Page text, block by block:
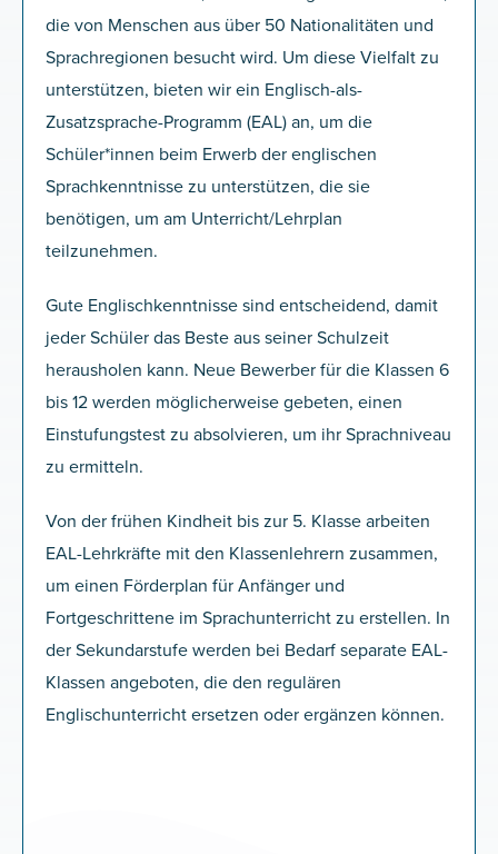
die von Menschen aus über 50 Nationalitäten und
Sprachregionen besucht wird. Um diese Vielfalt zu
unterstützen, bieten wir ein Englisch-als-
Zusatzsprache-Programm (EAL) an, um die
Schüler*innen beim Erwerb der englischen
Sprachkenntnisse zu unterstützen, die sie
benötigen, um am Unterricht/Lehrplan
teilzunehmen.
Gute Englischkenntnisse sind entscheidend, damit
jeder Schüler das Beste aus seiner Schulzeit
herausholen kann. Neue Bewerber für die Klassen 6
bis 12 werden möglicherweise gebeten, einen
Einstufungstest zu absolvieren, um ihr Sprachniveau
zu ermitteln.
Von der frühen Kindheit bis zur 5. Klasse arbeiten
EAL-Lehrkräfte mit den Klassenlehrern zusammen,
um einen Förderplan für Anfänger und
Fortgeschrittene im Sprachunterricht zu erstellen. In
der Sekundarstufe werden bei Bedarf separate EAL-
Klassen angeboten, die den regulären
Englischunterricht ersetzen oder ergänzen können.